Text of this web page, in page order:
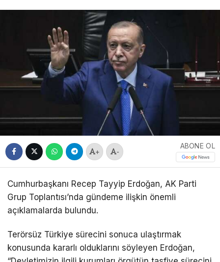
+ -
ABONE OL
Cumhurbaşkanı Recep Tayyip Erdoğan, AK Parti
Grup Toplantısı’nda gündeme ilişkin önemli
açıklamalarda bulundu.
Terörsüz Türkiye sürecini sonuca ulaştırmak
konusunda kararlı olduklarını söyleyen Erdoğan,